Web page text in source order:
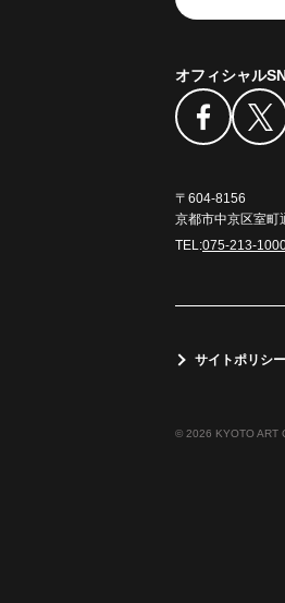
オフィシャル
〒604-8156
京都市中京区室町
TEL:075-213-
サイトポリシ
© 2026 KYOTO ART